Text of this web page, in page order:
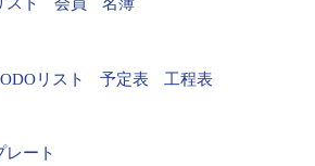
リスト 予定表
工程表
レート